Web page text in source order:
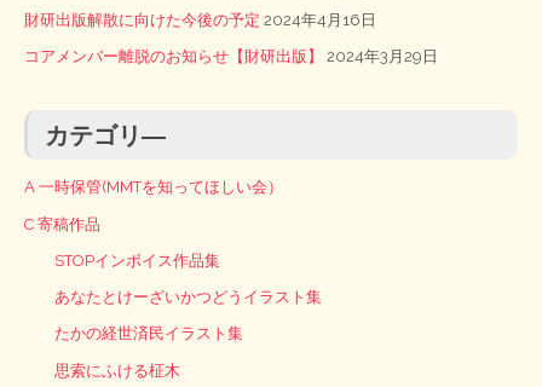
財研出版解散に向けた今後の予定 2024年4月16日
コアメンバー離脱のお知らせ【財研出版】 2024年3月29日
カテゴリ―
A 一時保管(MMTを知ってほしい会）
C 寄稿作品
STOPインボイス作品集
あなたとけーざいかつどうイラスト集
たかの経世済民イラスト集
思索にふける柾木